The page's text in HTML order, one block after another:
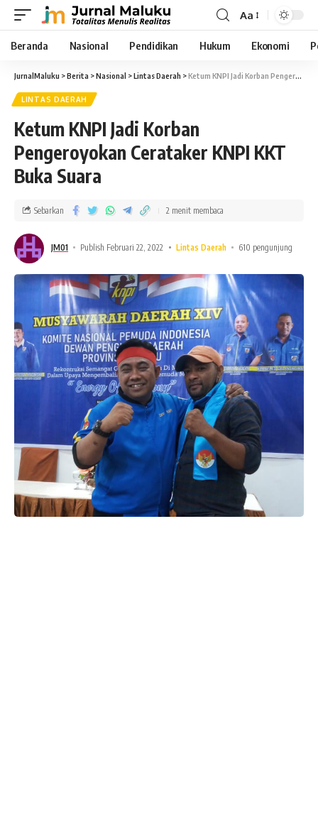
Aa
Beranda Nasional Pendidikan Hukum Ekonomi
JurnalMaluku >Berita >Nasional >Lintas Daerah >Ketum KNPI Jadi Korban Pengeroyokan Cerataker KNPI KKT Buka Suara
LINTAS DAERAH
Ketum KNPI Jadi Korban
Pengeroyokan Cerataker KNPI KKT
Buka Suara
JM01 Publish Februari 22, 2022 Lintas Daerah 610 pengunjung
Sebarkan 2 menit membaca